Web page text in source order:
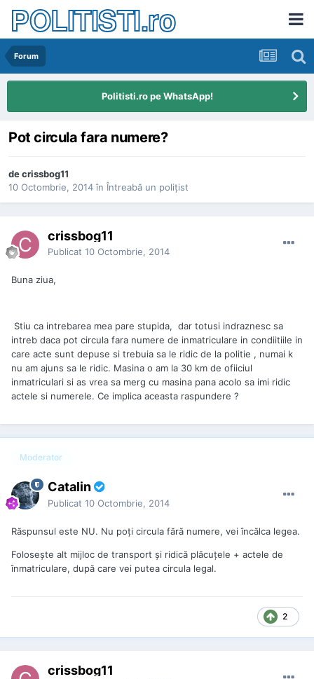
POLITISTI.ro
Forum
Politisti.ro pe WhatsApp!
Pot circula fara numere?
decrissbog11
10 Octombrie, 2014 în Întreabă un poliţist
crissbog11
Publicat 10 Octombrie, 2014
Buna ziua,
Stiu ca intrebarea mea pare stupida, dar totusi indraznesc sa
intreb daca pot circula fara numere de inmatriculare in condiitiile in
care acte sunt depuse si trebuia sa le ridic de la politie , numai k
nu am ajuns sa le ridic. Masina o am la 30 km de ofiiciul
inmatriculari si as vrea sa merg cu masina pana acolo sa imi ridic
actele si numerele. Ce implica aceasta raspundere ?
Moderator
Catalin
Publicat 10 Octombrie, 2014
Răspunsul este NU. Nu poţi circula fără numere, vei încălca legea.
Foloseşte alt mijloc de transport şi ridică plăcuţele + actele de
înmatriculare, după care vei putea circula legal.
2
crissbog11